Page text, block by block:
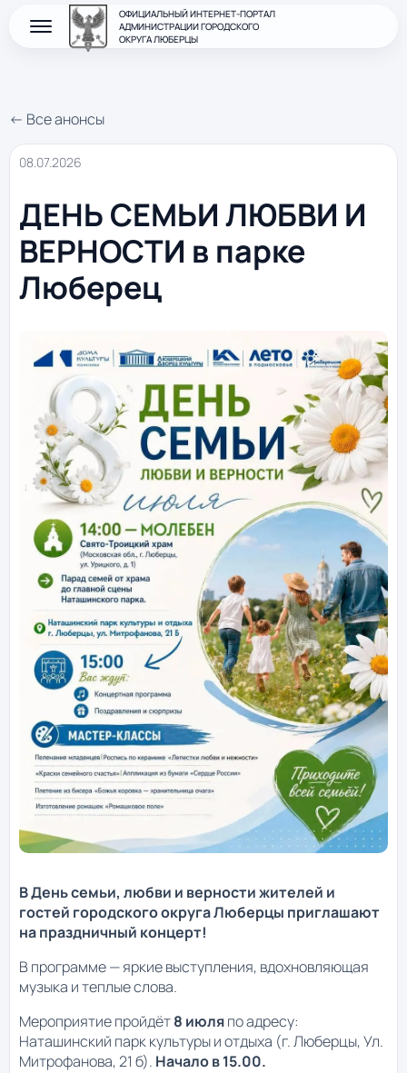
ОФИЦИАЛЬНЫЙ ИНТЕРНЕТ-ПОРТАЛ
АДМИНИСТРАЦИИ ГОРОДСКОГО
ОКРУГА ЛЮБЕРЦЫ
← Все анонсы
08.07.2026
ДЕНЬ СЕМЬИ ЛЮБВИ И
ВЕРНОСТИ в парке
Люберец
В День семьи, любви и верности жителей и
гостей городского округа Люберцы приглашают
на праздничный концерт!
В программе — яркие выступления, вдохновляющая
музыка и теплые слова.
Мероприятие пройдёт8 июляпо адресу:
Наташинский парк культуры и отдыха (г. Люберцы, Ул.
Митрофанова, 21 б). Начало в 15.00.